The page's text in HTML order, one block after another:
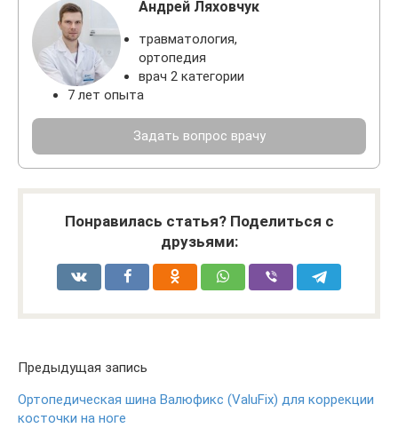
Андрей Ляховчук
травматология,
ортопедия
врач 2 категории
7 лет опыта
Задать вопрос врачу
Понравилась статья? Поделиться с
друзьями:
Предыдущая запись
Ортопедическая шина Валюфикc (ValuFix) для коррекции
косточки на ноге